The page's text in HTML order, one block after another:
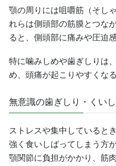
顎の周りには咀嚼筋（そし
れらは側頭部の筋膜とつな
ると、側頭部に痛みや圧迫
特に噛みしめや歯ぎしりは
め、頭痛が起こりやすくなる
無意識の歯ぎしり・くい
ストレスや集中していると
強く食いしばってしまう方
顎関節に負担がかかり、筋